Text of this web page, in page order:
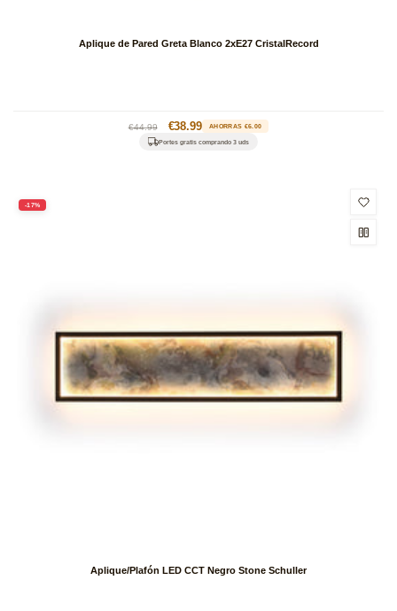
Aplique de Pared Greta Blanco 2xE27 CristalRecord
Precio
habitual
€44.99
Precio
de
€38.99 AHORRAS €6.00
Portes gratis comprando 3 uds
-17%
Aplique/Plafón LED CCT Negro Stone Schuller